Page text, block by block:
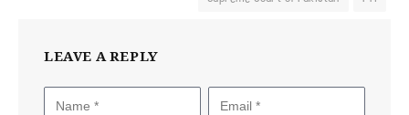
LEAVE A REPLY